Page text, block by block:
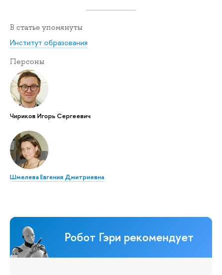
В статье упомянуты
Институт образования
Персоны
Чириков Игорь Сергеевич
Шмелева Евгения Дмитриевна
Робот Гэри рекомендует